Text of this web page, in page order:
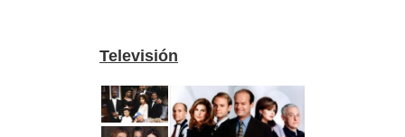
Televisión